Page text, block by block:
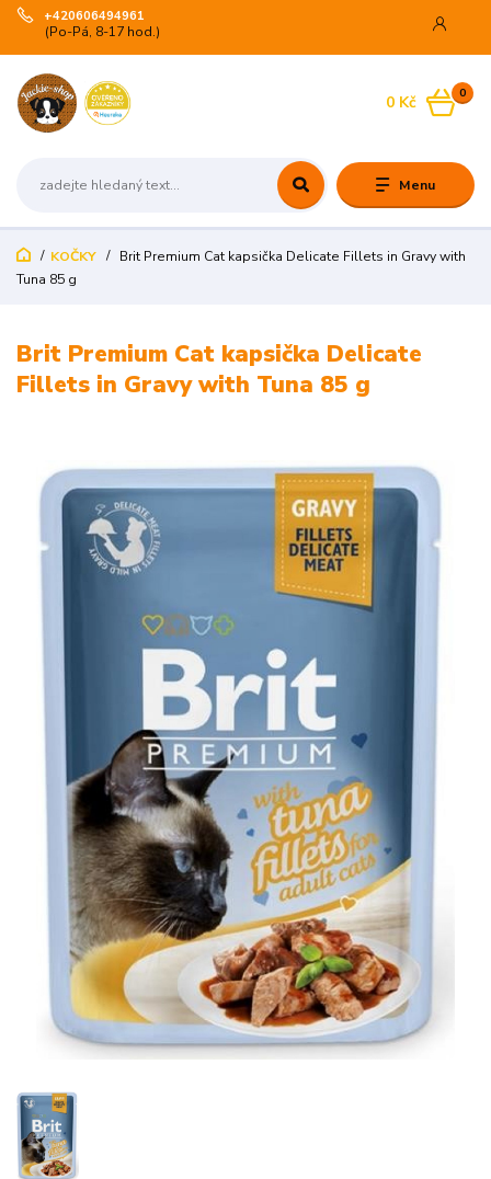
Menu
+420606494961
(Po-Pá, 8-17 hod.)
0
0 Kč
KOČKY
Brit Premium Cat kapsička Delicate Fillets in Gravy with
Tuna 85 g
Brit Premium Cat kapsička Delicate
Fillets in Gravy with Tuna 85 g